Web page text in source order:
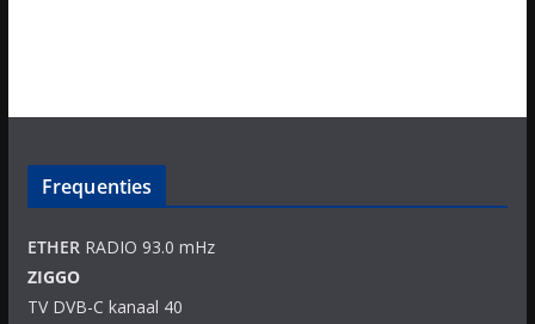
Frequenties
ETHERRADIO 93.0 mHz
ZIGGO
TV DVB-C kanaal 40